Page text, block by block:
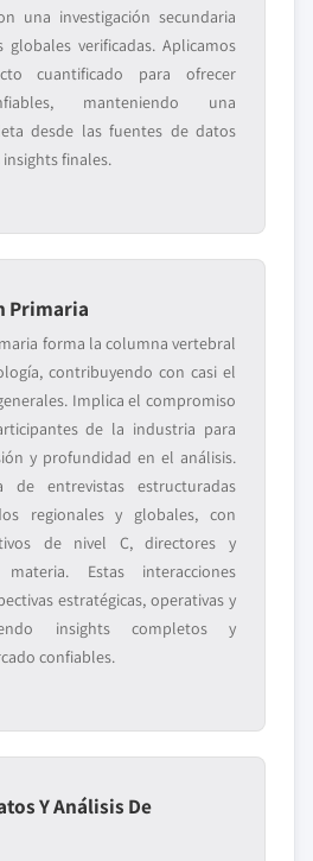
una investigación secundaria
verificadas. Aplicamos
cuantificado para ofrecer
manteniendo una
desde las fuentes de datos
finales.
Primaria
forma la columna vertebral
contribuyendo con casi el
Implica el compromiso
de la industria para
y profundidad en el análisis.
de entrevistas estructuradas
regionales y globales, con
de nivel C, directores y
Estas interacciones
estratégicas, operativas y
insights completos y
confiables.
Y Análisis De